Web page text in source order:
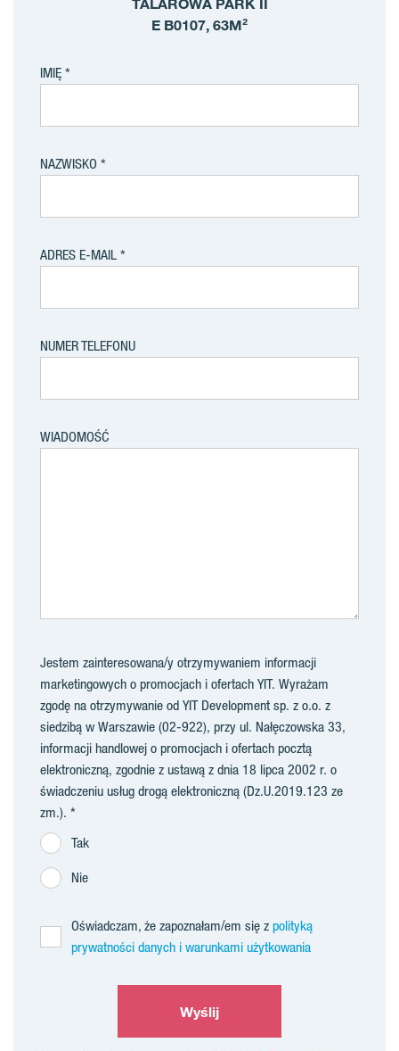
TALAROWA PARK II
E B0107, 63M²
IMIĘ
NAZWISKO
ADRES E-MAIL
NUMER TELEFONU
WIADOMOŚĆ
Jestem zainteresowana/y otrzymywaniem informacji
marketingowych o promocjach i ofertach YIT. Wyrażam
zgodę na otrzymywanie od YIT Development sp. z o.o. z
siedzibą w Warszawie (02-922), przy ul. Nałęczowska 33,
informacji handlowej o promocjach i ofertach pocztą
elektroniczną, zgodnie z ustawą z dnia 18 lipca 2002 r. o
świadczeniu usług drogą elektroniczną (Dz.U.2019.123 ze
zm.).
Tak
Nie
Oświadczam, że zapoznałam/em się z polityką
prywatności danych i warunkami użytkowania
Wyślij